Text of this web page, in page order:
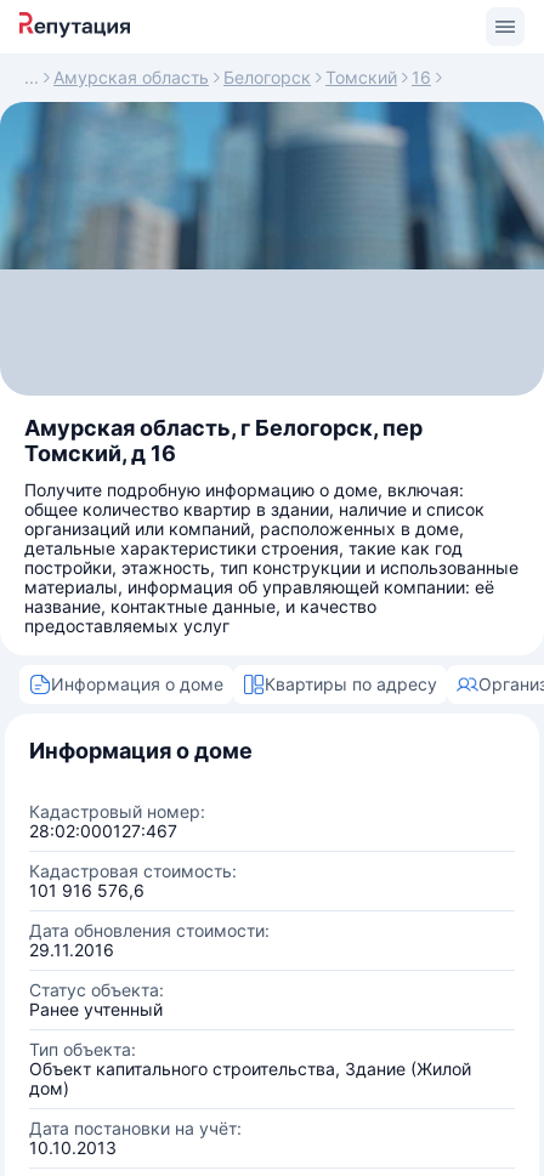
Амурская область Белогорск Томский 16
Амурская область, г Белогорск, пер
Томский, д 16
Получите подробную информацию о доме, включая:
общее количество квартир в здании, наличие и список
организаций или компаний, расположенных в доме,
детальные характеристики строения, такие как год
постройки, этажность, тип конструкции и использованные
материалы, информация об управляющей компании: её
название, контактные данные, и качество
предоставляемых услуг
Информация о доме Квартиры по адресу
Информация о доме
Кадастровый номер:
28:02:000127:467
Кадастровая стоимость:
101 916 576,6
Дата обновления стоимости:
29.11.2016
Статус объекта:
Ранее учтенный
Тип объекта:
Объект капитального строительства, Здание (Жилой
дом)
Дата постановки на учёт:
10.10.2013